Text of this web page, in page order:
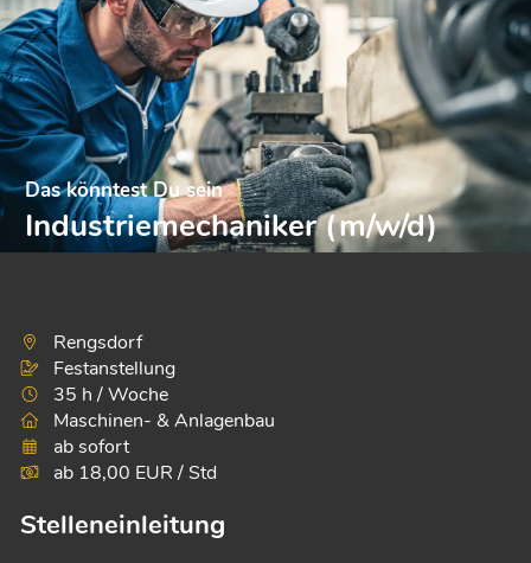
Das könntest Du sein
Industriemechaniker (m/w/d)
Rengsdorf
Festanstellung
35 h / Woche
Maschinen- & Anlagenbau
ab sofort
ab 18,00 EUR / Std
Stelleneinleitung